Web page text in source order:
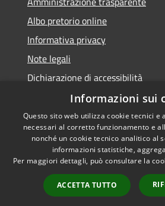
Albo pretorio online
Informativa privacy
Note legali
Dichiarazione di accessibilità
Accessibilità
Privacy
Mappa del sito
Informazioni sui
Questo sito web utilizza cookie tecnici
necessari al corretto funzionamento e
nonché un cookie tecnico analitico al
informazioni statistiche,
Per maggiori dettagli, può consultare la
ACCETTA TUTTO